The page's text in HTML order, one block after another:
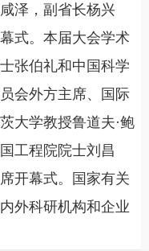
泽，副省长杨兴
式。本届大会学术
张伯礼和中国科学
会外方主席、国际
大学教授鲁道夫·鲍
工程院院士刘昌
开幕式。国家有关
外科研机构和企业